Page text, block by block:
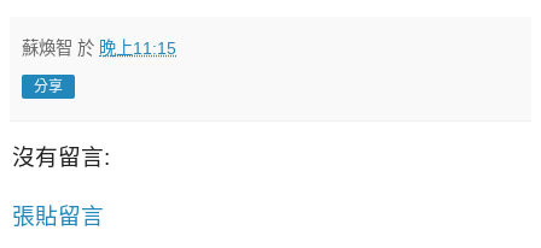
蘇煥智 於 晚上11:15
分享
沒有留言:
張貼留言